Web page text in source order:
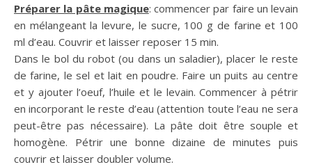
Préparer la pâte magique: commencer par faire un levain
en mélangeant la levure, le sucre, 100 g de farine et 100
ml d’eau. Couvrir et laisser reposer 15 min.
Dans le bol du robot (ou dans un saladier), placer le reste
de farine, le sel et lait en poudre. Faire un puits au centre
et y ajouter l’oeuf, l’huile et le levain. Commencer à pétrir
en incorporant le reste d’eau (attention toute l’eau ne sera
peut-être pas nécessaire). La pâte doit être souple et
homogène. Pétrir une bonne dizaine de minutes puis
couvrir et laisser doubler volume.